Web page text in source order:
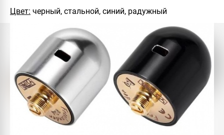
Цвет: черный, стальной, синий, радужный